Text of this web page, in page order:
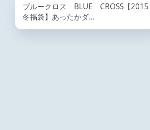
ブルークロス BLUE CROSS【2015
冬福袋】あったかダ…